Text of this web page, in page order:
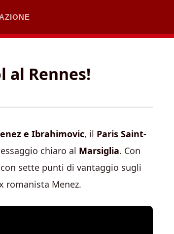
al Rennes!
e Ibrahimovic, il Paris Saint-
chiaro al Marsiglia. Con
sette punti di vantaggio sugli
romanista Menez.